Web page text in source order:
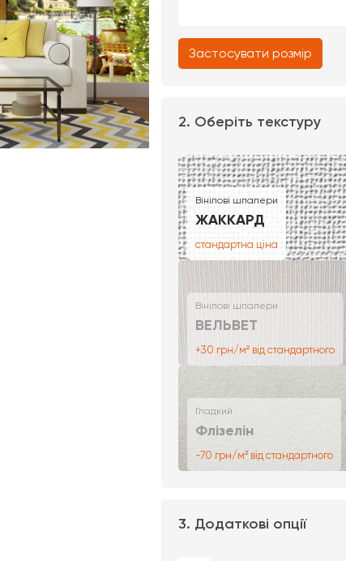
Застосувати розмір
2. Оберіть текстуру
Вінілові шпалери
ЖАККАРД
стандартна ціна
Вінілові шпалери
ВЕЛЬВЕТ
+30 грн/м² від стандартного
Гладкий
Флізелін
-70 грн/м² від стандартного
3. Додаткові опції